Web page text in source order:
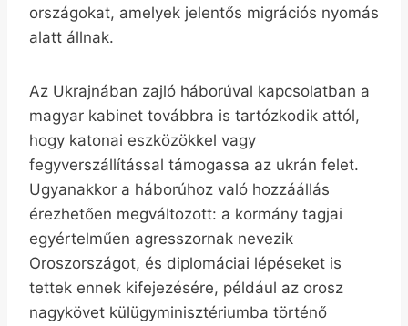
országokat, amelyek jelentős migrációs nyomás
alatt állnak.
Az Ukrajnában zajló háborúval kapcsolatban a
magyar kabinet továbbra is tartózkodik attól,
hogy katonai eszközökkel vagy
fegyverszállítással támogassa az ukrán felet.
Ugyanakkor a háborúhoz való hozzáállás
érezhetően megváltozott: a kormány tagjai
egyértelműen agresszornak nevezik
Oroszországot, és diplomáciai lépéseket is
tettek ennek kifejezésére, például az orosz
nagykövet külügyminisztériumba történő